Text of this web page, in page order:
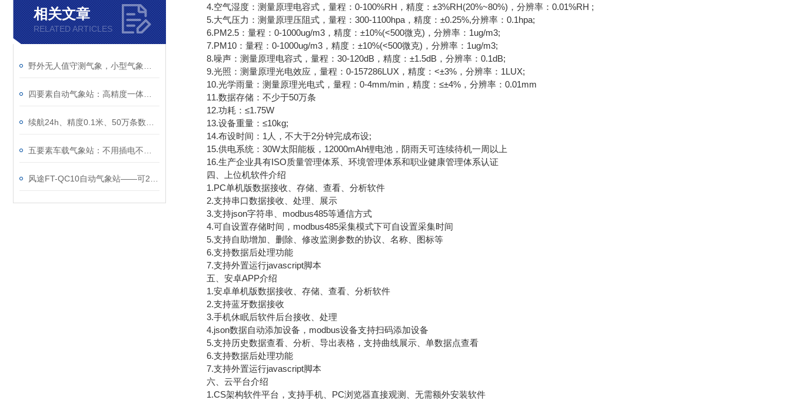
相关文章
RELATED ARTICLES
4.空气湿度：测量原理电容式，量程：0-100%RH，精度：±3%RH(20%~80%)，分辨率：0.01%RH ;
5.大气压力：测量原理压阻式，量程：300-1100hpa，精度：±0.25%,分辨率：0.1hpa;
6.PM2.5：量程：0-1000ug/m3，精度：±10%(<500微克)，分辨率：1ug/m3;
7.PM10：量程：0-1000ug/m3，精度：±10%(<500微克)，分辨率：1ug/m3;
8.噪声：测量原理电容式，量程：30-120dB，精度：±1.5dB，分辨率：0.1dB;
9.光照：测量原理光电效应，量程：0-157286LUX，精度：<±3%，分辨率：1LUX;
10.光学雨量：测量原理光电式，量程：0-4mm/min，精度：≤±4%，分辨率：0.01mm
11.数据存储：不少于50万条
12.功耗：≤1.75W
13.设备重量：≤10kg;
14.布设时间：1人，不大于2分钟完成布设;
15.供电系统：30W太阳能板，12000mAh锂电池，阴雨天可连续待机一周以上
16.生产企业具有ISO质量管理体系、环境管理体系和职业健康管理体系认证
四、上位机软件介绍
1.PC单机版数据接收、存储、查看、分析软件
2.支持串口数据接收、处理、展示
3.支持json字符串、modbus485等通信方式
4.可自设置存储时间，modbus485采集模式下可自设置采集时间
5.支持自助增加、删除、修改监测参数的协议、名称、图标等
6.支持数据后处理功能
7.支持外置运行javascript脚本
五、安卓APP介绍
1.安卓单机版数据接收、存储、查看、分析软件
2.支持蓝牙数据接收
3.手机休眠后软件后台接收、处理
4.json数据自动添加设备，modbus设备支持扫码添加设备
5.支持历史数据查看、分析、导出表格，支持曲线展示、单数据点查看
6.支持数据后处理功能
7.支持外置运行javascript脚本
六、云平台介绍
1.CS架构软件平台，支持手机、PC浏览器直接观测、无需额外安装软件